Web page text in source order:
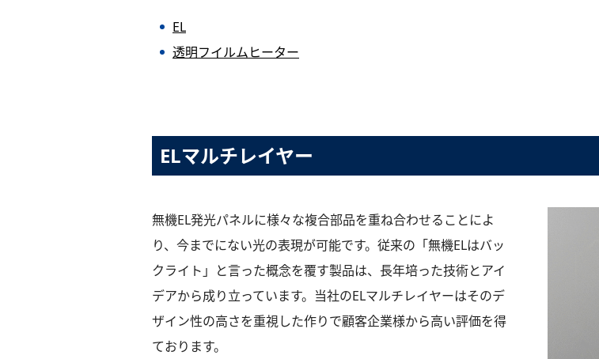
EL
透明フイルムヒーター
ELマルチレイヤー
無機EL発光パネルに様々な複合部品を重ね合わせることによ
り、今までにない光の表現が可能です。従来の「無機ELはバッ
クライト」と言った概念を覆す製品は、長年培った技術とアイ
デアから成り立っています。当社のELマルチレイヤーはそのデ
ザイン性の高さを重視した作りで顧客企業様から高い評価を得
ております。